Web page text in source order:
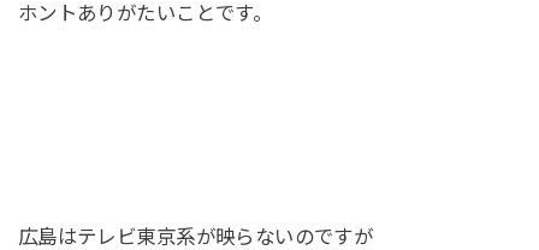
ホントありがたいことです。
広島はテレビ東京系が映らないのですが